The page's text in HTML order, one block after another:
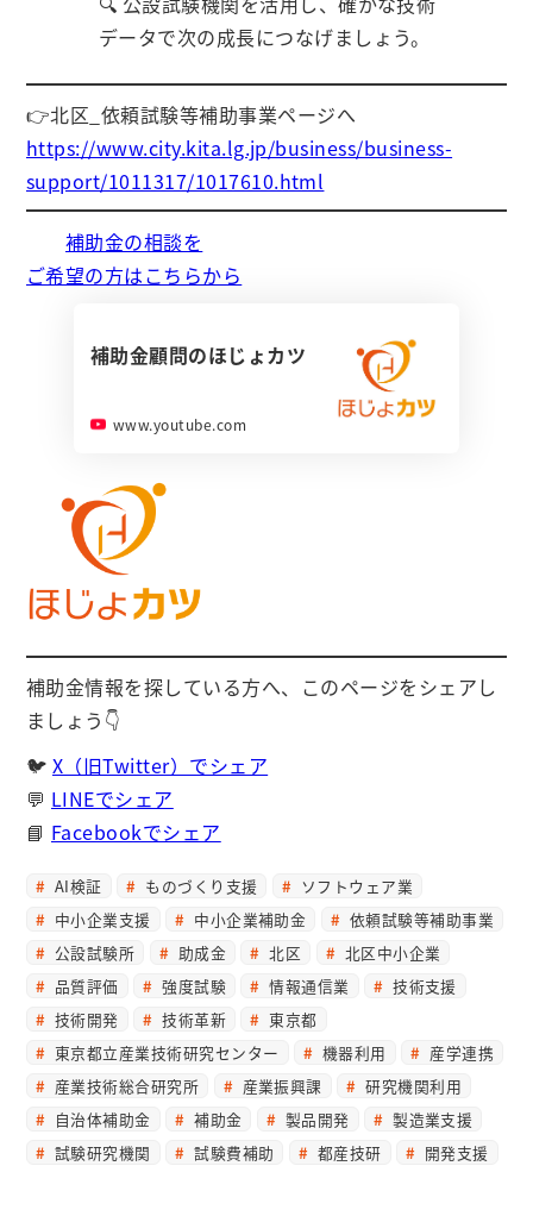
データで次の成長につなげましょう。
👉北区_依頼試験等補助事業ページへ
https://www.city.kita.lg.jp/business/business-
support/1011317/1017610.html
補助金の相談を
ご希望の方はこちらから
補助金顧問のほじょカツ
www.youtube.com
補助金情報を探している方へ、このページをシェアし
ましょう👇
🐦 X（旧Twitter）でシェア
💬 LINEでシェア
📘 Facebookでシェア
AI検証 ものづくり支援
ソフトウェア業
中小企業支援
中小企業補助金
依頼試験等補助事業
公設試験所
助成金 北区
北区中小企業
品質評価
強度試験 情報通信業
技術支援
技術開発
技術革新
東京都
東京都立産業技術研究センター
機器利用
産学連携
産業技術総合研究所
産業振興課
研究機関利用
自治体補助金
補助金 製品開発
製造業支援
試験研究機関
試験費補助 都産技研 開発支援